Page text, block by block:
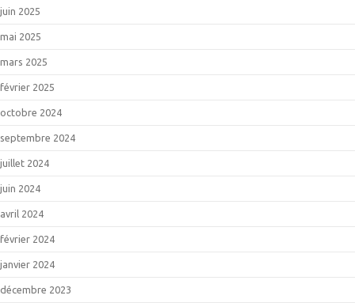
juin 2025
mai 2025
mars 2025
février 2025
octobre 2024
septembre 2024
juillet 2024
juin 2024
avril 2024
février 2024
janvier 2024
décembre 2023